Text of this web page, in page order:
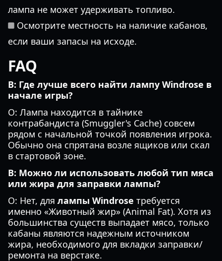
лампа не может удерживать топливо.
Осмотрите местность на наличие кабанов,
если ваши запасы на исходе.
FAQ
В: Где лучше всего найти лампу Windrose в
начале игры?
О: Лампа находится в тайнике
контрабандиста (Smuggler's Cache) совсем
рядом с начальной точкой появления игрока.
Обычно она спрятана возле ящиков или скал
в стартовой зоне.
В: Можно ли использовать любой тип мяса
или жира для заправки лампы?
О: Нет, для лампы Windrose требуется
именно «Животный жир» (Animal Fat). Хотя из
большинства существ выпадает мясо, только
кабаны являются надежным источником
жира, необходимого для вкладки заправки/
ремонта на верстаке.